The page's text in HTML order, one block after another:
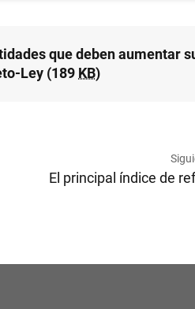
que deben aumentar
Ley (189 KB)
El principal índice de